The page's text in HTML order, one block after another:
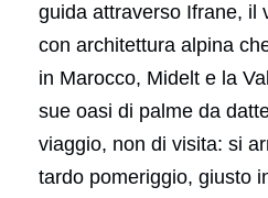
guida attraverso Ifrane, il
con architettura alpina
in Marocco, Midelt e la
sue oasi di palme da
viaggio, non di visita: si
tardo pomeriggio, giusto